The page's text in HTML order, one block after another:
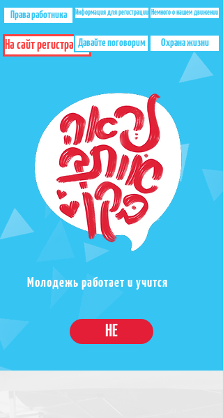
Права работника Информация для регистрации Немного о нашем движении
На сайт регистрацииДавайте поговорим Охрана жизни
Молодежь работает и учится
HE